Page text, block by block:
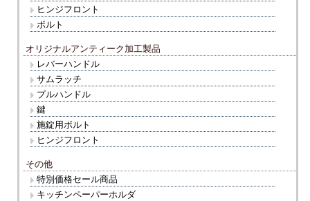
ヒンジフロント
ボルト
オリジナルアンティーク加工製品
レバーハンドル
サムラッチ
プルハンドル
鍵
施錠用ボルト
ヒンジフロント
その他
特別価格セール商品
キッチンペーパーホルダ